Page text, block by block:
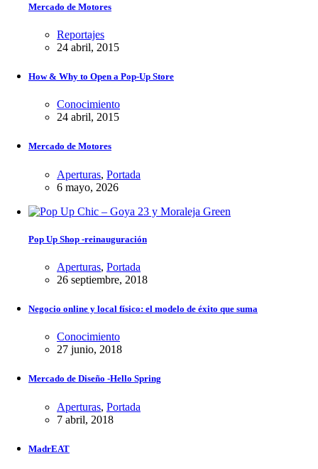
Mercado de Motores
Reportajes
24 abril, 2015
How & Why to Open a Pop-Up Store
Conocimiento
24 abril, 2015
Mercado de Motores
Aperturas, Portada
6 mayo, 2026
Pop Up Shop -reinauguración
Aperturas, Portada
26 septiembre, 2018
Negocio online y local físico: el modelo de éxito que suma
Conocimiento
27 junio, 2018
Mercado de Diseño -Hello Spring
Aperturas, Portada
7 abril, 2018
MadrEAT